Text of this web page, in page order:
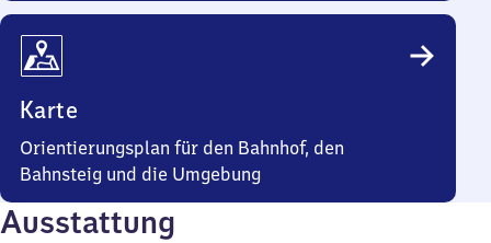
Karte
Orientierungsplan für den Bahnhof, den
Bahnsteig und die Umgebung
Ausstattung